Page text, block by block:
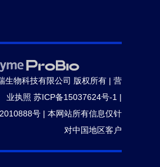
生物科技有限公司 版权所有 | 营
业执照 苏ICP备15037624号-1 |
号 | 本网站所有信息仅针
对中国地区客户